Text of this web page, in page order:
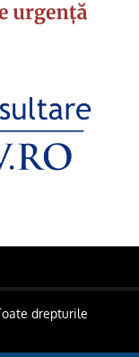
drepturile